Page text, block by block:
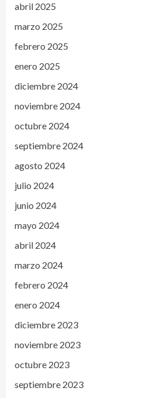
abril 2025
marzo 2025
febrero 2025
enero 2025
diciembre 2024
noviembre 2024
octubre 2024
septiembre 2024
agosto 2024
julio 2024
junio 2024
mayo 2024
abril 2024
marzo 2024
febrero 2024
enero 2024
diciembre 2023
noviembre 2023
octubre 2023
septiembre 2023